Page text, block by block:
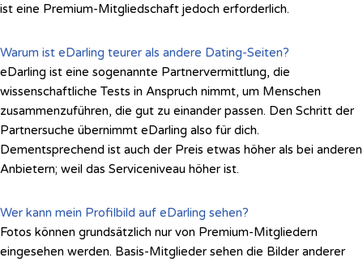
ist eine Premium-Mitgliedschaft jedoch erforderlich.
Warum ist eDarling teurer als andere Dating-Seiten?
eDarling ist eine sogenannte Partnervermittlung, die
wissenschaftliche Tests in Anspruch nimmt, um Menschen
zusammenzuführen, die gut zu einander passen. Den Schritt der
Partnersuche übernimmt eDarling also für dich.
Dementsprechend ist auch der Preis etwas höher als bei anderen
Anbietern; weil das Serviceniveau höher ist.
Wer kann mein Profilbild auf eDarling sehen?
Fotos können grundsätzlich nur von Premium-Mitgliedern
eingesehen werden. Basis-Mitglieder sehen die Bilder anderer